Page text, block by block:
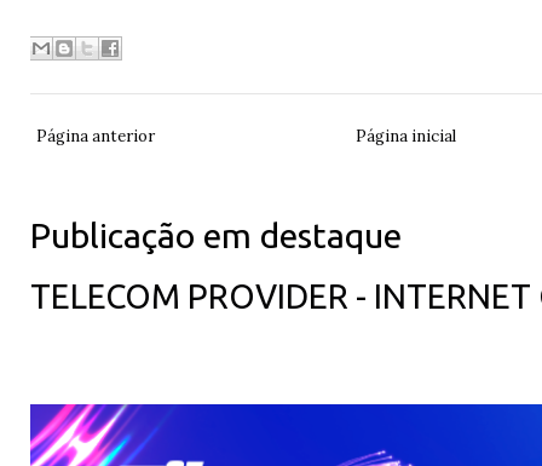
Página anterior Página inicial
Publicação em destaque
TELECOM PROVIDER -